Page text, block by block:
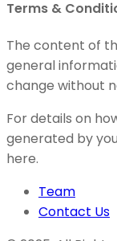
Terms &
The content of
general
change without
For details on
generated by
here.
Team
Contact Us